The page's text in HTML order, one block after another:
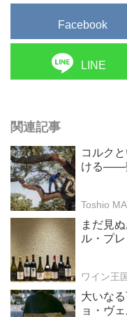
Facebook
LINE
関連記事
コルク
ける——
Toshio
まだ見
ル・プ
ワイン王
大いな
ョ・ヴ